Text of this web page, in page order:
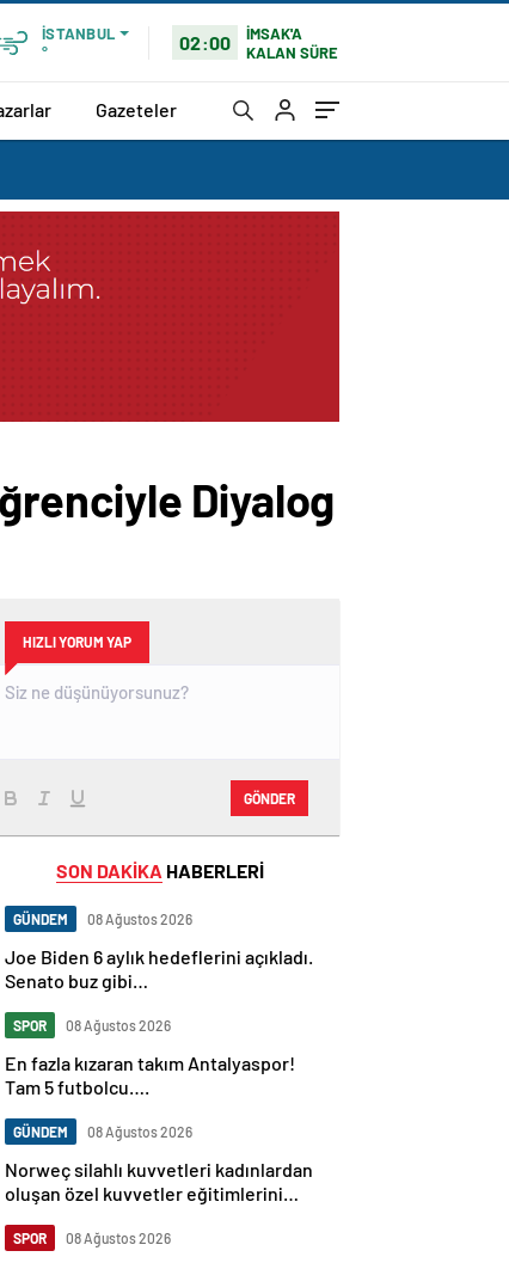
İSTANBUL
°
02:00
İMSAK'A
KALAN SÜRE
Gazeteler
Diyalog
HIZLI YORUM YAP
GÖNDER
SON DAKİKA HABERLERİ
GÜNDEM 08 Ağustos 2026
Joe Biden 6 aylık hedeflerini açıkladı.
Senato buz gibi…
SPOR 08 Ağustos 2026
En fazla kızaran takım Antalyaspor!
Tam 5 futbolcu….
GÜNDEM 08 Ağustos 2026
Norweç silahlı kuvvetleri kadınlardan
oluşan özel kuvvetler eğitimlerini
SPOR 08 Ağustos 2026